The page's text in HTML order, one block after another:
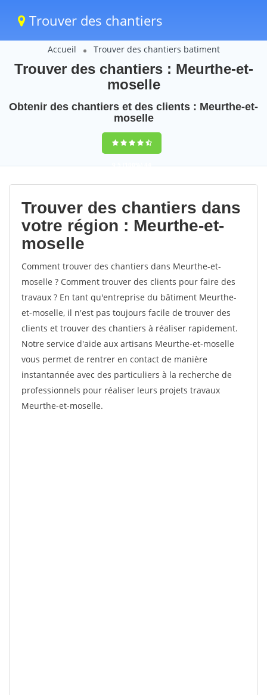
Trouver des chantiers
Accueil Trouver des chantiers batiment
Trouver des chantiers : Meurthe-et-
moselle
Obtenir des chantiers et des clients : Meurthe-et-
moselle
9,5(100%)44
votes
Trouver des chantiers dans
votre région : Meurthe-et-
moselle
Comment trouver des chantiers dans Meurthe-et-
moselle ? Comment trouver des clients pour faire des
travaux ? En tant qu'entreprise du bâtiment Meurthe-
et-moselle, il n'est pas toujours facile de trouver des
clients et trouver des chantiers à réaliser rapidement.
Notre service d'aide aux artisans Meurthe-et-moselle
vous permet de rentrer en contact de manière
instantannée avec des particuliers à la recherche de
professionnels pour réaliser leurs projets travaux
Meurthe-et-moselle.